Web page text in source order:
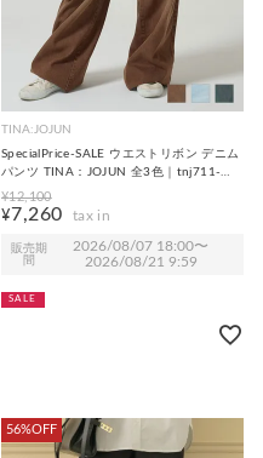
TINA:JOJUN
SpecialPrice-SALE ウエストリボン デニム
パンツ TINA：JOJUN 全3色｜tnj711-
0756【8】
¥12,100
¥7,260
販売期
間
2026/08/07 18:00〜
2026/08/21 9:59
SALE
56%OFF